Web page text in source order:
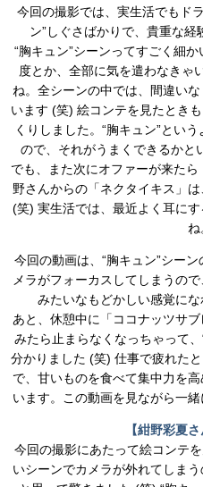
今回の撮影では、実生活でもド
ン”しぐさばかりで、貴重な経
“胸キュン”シーンってすごく細
度とか、全部に気を遣わなきゃ
ね。全シーンの中では、間違い
います (笑) 絵コンテを見たとき
くりしました。“胸キュン”とい
ので、それがうまくできるかと
でも、また次にオファーが来た
野さんからの「ネクタイキス」
(笑) 実生活では、最近よく耳に
ね
今回の動画は、“胸キュン”シー
メラがフォーカスしてしまうの
みたいなもどかしい感覚にな
あと、休憩中に「ココナッツサ
みたら止まらなくなっちゃって
分かりました (笑) 仕事で疲れた
で、甘いものを食べて集中力を
います。この動画を見ながら一
【紺野彩夏
今回の撮影にあたって絵コンテ
いシーンでカメラが外れてしま